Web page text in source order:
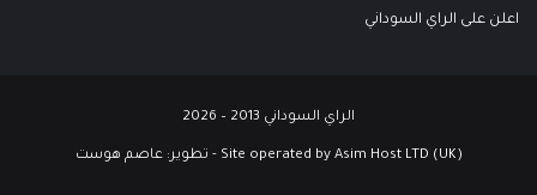
اعلن على الراي السوداني
الراي السوداني 2013 – 2026
Site operated by Asim Host LTD (UK) - تطوير: عاصم هوست